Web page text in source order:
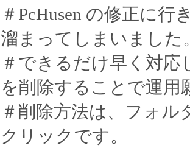
＃PcHusen の修正に
溜まってしまいました
＃できるだけ早く対
を削除することで運用
＃削除方法は、フォ
クリックです。